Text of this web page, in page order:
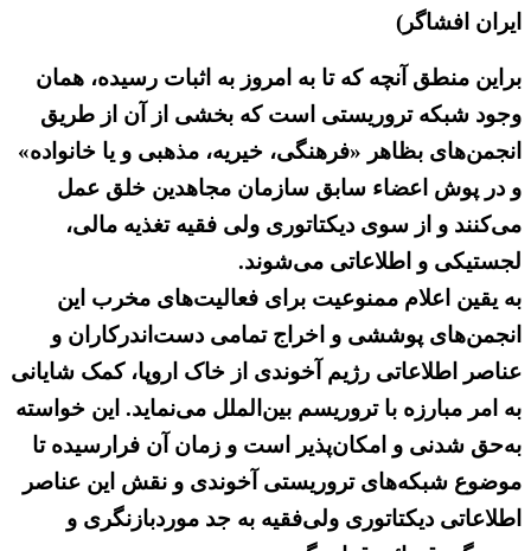
ایران افشاگر)
براین منطق آنچه که تا به امروز به اثبات رسیده، همان
وجود شبکه تروریستی است که بخشی از آن از طریق
انجمن‌های بظاهر «فرهنگی، خیریه، مذهبی و یا خانواده»
و در پوش اعضاء سابق سازمان مجاهدین خلق عمل
می‌کنند و از سوی دیکتاتوری ولی فقیه تغذیه مالی،
لجستیکی و اطلاعاتی می‌شوند.
به یقین اعلام ممنوعیت برای فعالیت‌های مخرب این
انجمن‌های پوششی و اخراج تمامی دست‌اندرکاران و
عناصر اطلاعاتی رژیم آخوندی از خاک اروپا، کمک شایانی
به امر مبارزه با تروریسم بین‌الملل می‌نماید. این خواسته
به‌حق شدنی و امکان‌پذیر است و زمان آن فرارسیده تا
موضوع شبکه‌های تروریستی آخوندی و نقش این عناصر
اطلاعاتی دیکتاتوری ولی‌فقیه به جد موردبازنگری و